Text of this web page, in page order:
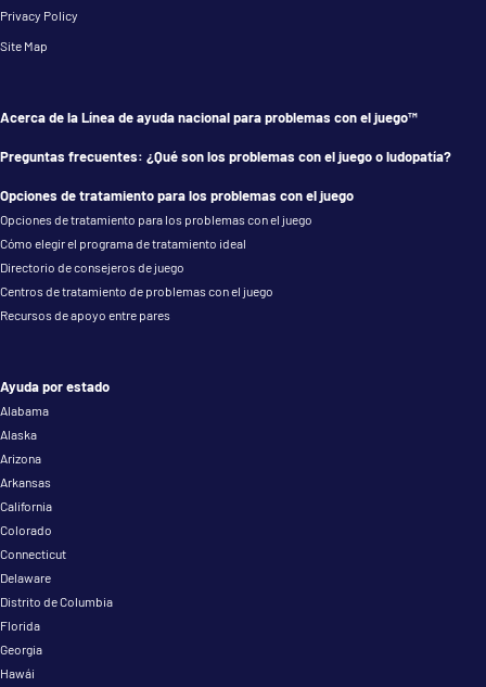
Privacy Policy
Site Map
Acerca de la Línea de ayuda nacional para problemas con el juego™
Preguntas frecuentes: ¿Qué son los problemas con el juego o ludopatía?
Opciones de tratamiento para los problemas con el juego
Opciones de tratamiento para los problemas con el juego
Cómo elegir el programa de tratamiento ideal
Directorio de consejeros de juego
Centros de tratamiento de problemas con el juego
Recursos de apoyo entre pares
Ayuda por estado
Alabama
Alaska
Arizona
Arkansas
California
Colorado
Connecticut
Delaware
Distrito de Columbia
Florida
Georgia
Hawái